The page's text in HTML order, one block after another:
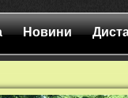
Новини